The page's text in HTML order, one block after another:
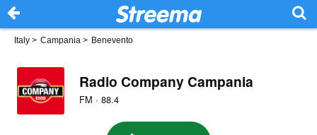
Italy > Campania > Benevento
Radio Company Campania
FM · 88.4